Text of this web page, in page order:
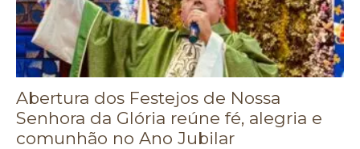
Abertura dos Festejos de Nossa
Senhora da Glória reúne fé, alegria e
comunhão no Ano Jubilar